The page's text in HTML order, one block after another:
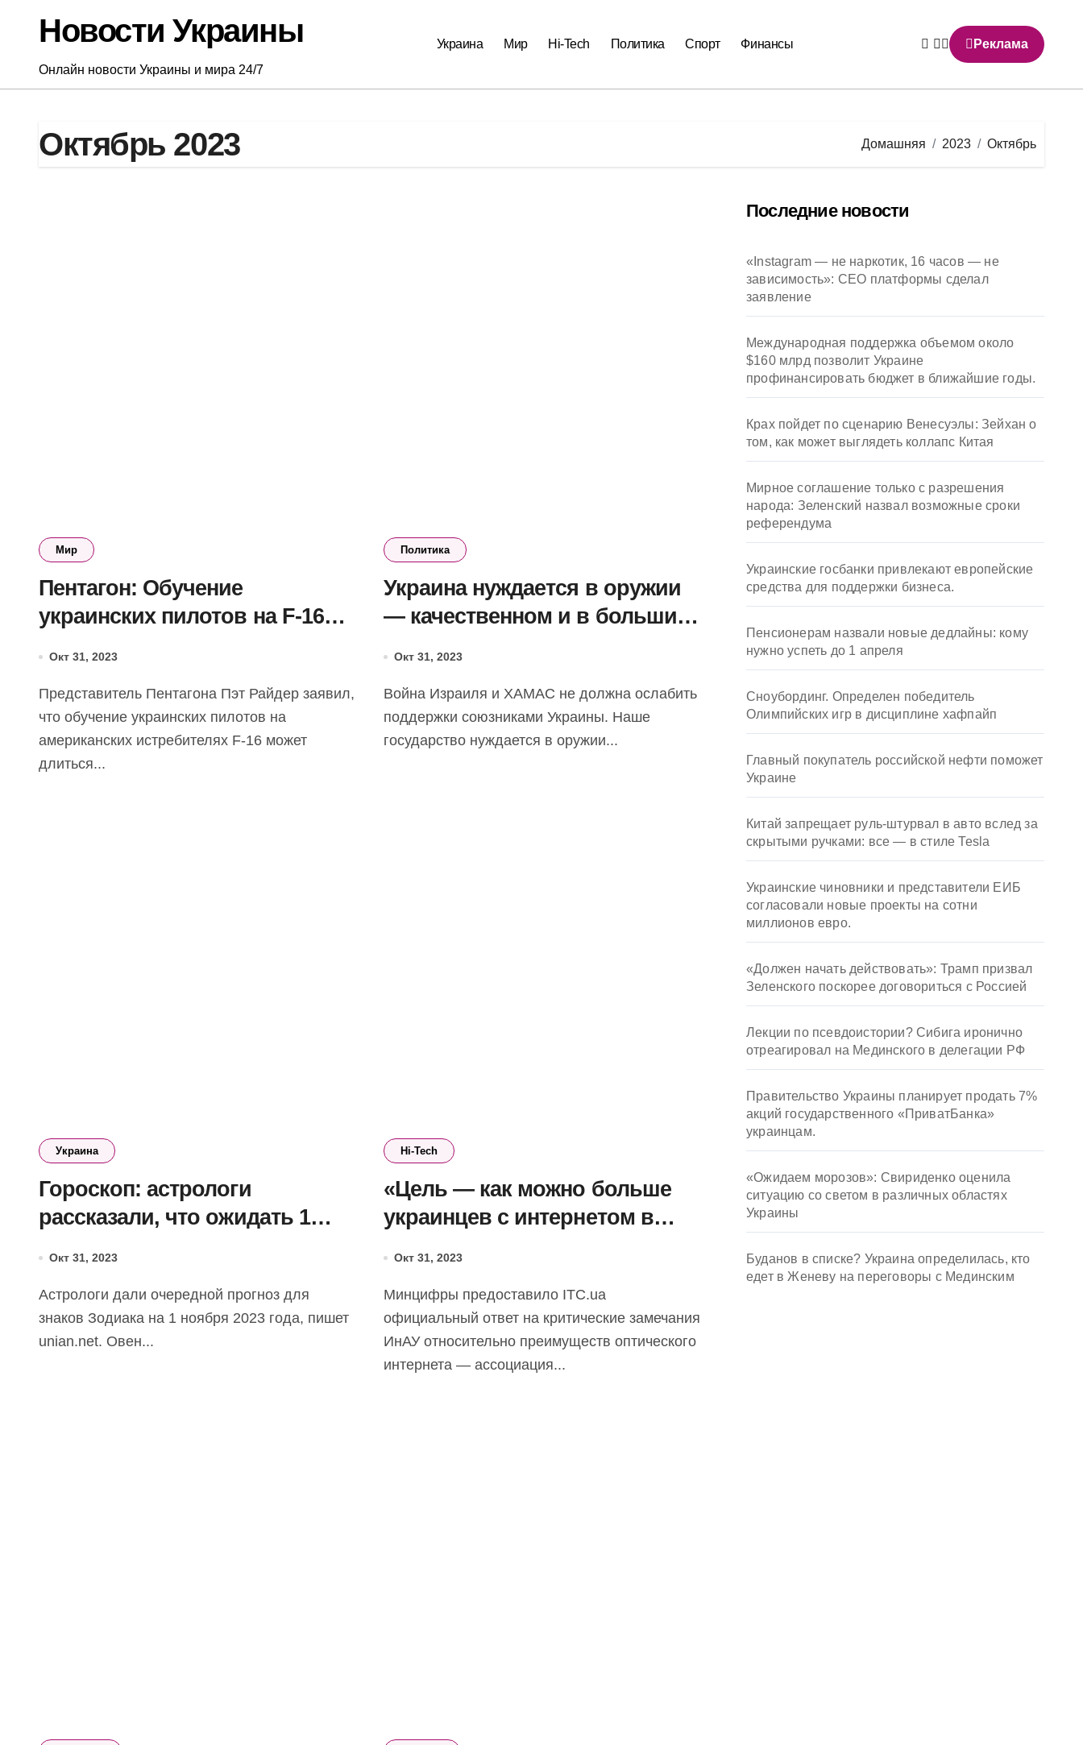
содержаниюНовости Украины
Онлайн новости Украины и мира 24/7
Украина Мир Hi-Tech Политика Спорт Финансы Реклама
Октябрь 2023 Домашняя 2023 Октябрь
Мир
Пентагон: Обучение
украинских пилотов на F-16
Окт 31, 2023
Представитель Пентагона Пэт Райдер заявил,
что обучение украинских пилотов на
американских истребителях F-16 может
длиться...
Политика
Украина нуждается в оружии
— качественном и в больших
Окт 31, 2023
Война Израиля и ХАМАС не должна ослабить
поддержки союзниками Украины. Наше
государство нуждается в оружии...
Украина
Гороскоп: астрологи
рассказали, что ожидать 1
Окт 31, 2023
Астрологи дали очередной прогноз для
знаков Зодиака на 1 ноября 2023 года, пишет
unian.net. Овен...
Hi-Tech
«Цель — как можно больше
украинцев с интернетом в
против быстрого перехода на
«оптику»
Окт 31, 2023
Минцифры предоставило ITC.ua
официальный ответ на критические замечания
ИнАУ относительно преимуществ оптического
интернета — ассоциация...
Последние новости
«Instagram — не наркотик, 16 часов — не
зависимость»: CEO платформы сделал
заявление
Международная поддержка объемом около
$160 млрд позволит Украине
профинансировать бюджет в ближайшие годы.
Крах пойдет по сценарию Венесуэлы: Зейхан о
том, как может выглядеть коллапс Китая
Мирное соглашение только с разрешения
народа: Зеленский назвал возможные сроки
референдума
Украинские госбанки привлекают европейские
средства для поддержки бизнеса.
Пенсионерам назвали новые дедлайны: кому
нужно успеть до 1 апреля
Сноубординг. Определен победитель
Олимпийских игр в дисциплине хафпайп
Главный покупатель российской нефти поможет
Украине
Китай запрещает руль-штурвал в авто вслед за
скрытыми ручками: все — в стиле Tesla
Украинские чиновники и представители ЕИБ
согласовали новые проекты на сотни
миллионов евро.
«Должен начать действовать»: Трамп призвал
Зеленского поскорее договориться с Россией
Лекции по псевдоистории? Сибига иронично
отреагировал на Мединского в делегации РФ
Правительство Украины планирует продать 7%
акций государственного «ПриватБанка»
украинцам.
«Ожидаем морозов»: Свириденко оценила
ситуацию со светом в различных областях
Украины
Буданов в списке? Украина определилась, кто
едет в Женеву на переговоры с Мединским